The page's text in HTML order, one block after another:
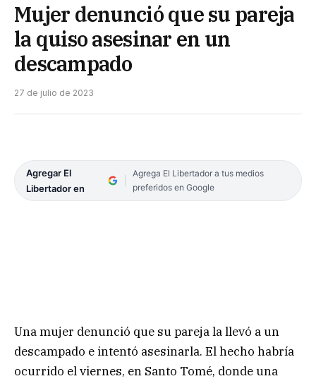
Mujer denunció que su pareja
la quiso asesinar en un
descampado
27 de julio de 2023
Agregar El
Libertador en
Agrega El Libertador a tus medios
preferidos en Google
Una mujer denunció que su pareja la llevó a un
descampado e intentó asesinarla. El hecho habría
ocurrido el viernes, en Santo Tomé, donde una